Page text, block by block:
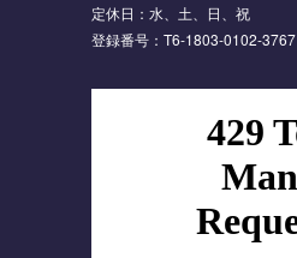
定休日：水、土、日、祝
登録番号：T6-1803-0102-3767